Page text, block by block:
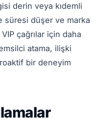
derin veya kıdemli
süresi düşer ve marka
çağrılar için daha
atama, ilişki
bir deneyim